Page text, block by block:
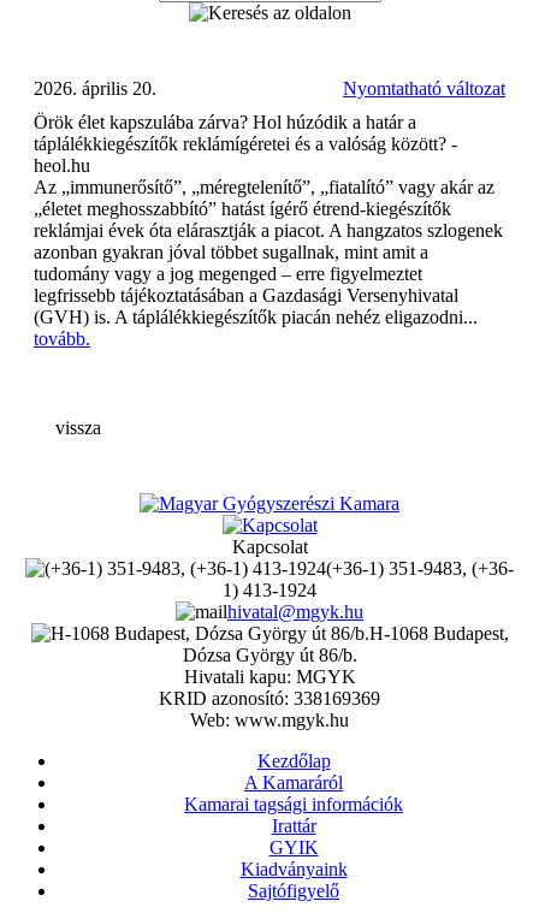
Nyomtatható változat
2026. április 20.
Örök élet kapszulába zárva? Hol húzódik a határ a
táplálékkiegészítők reklámígéretei és a valóság között? -
heol.hu
Az „immunerősítő”, „méregtelenítő”, „fiatalító” vagy akár az
„életet meghosszabbító” hatást ígérő étrend-kiegészítők
reklámjai évek óta elárasztják a piacot. A hangzatos szlogenek
azonban gyakran jóval többet sugallnak, mint amit a
tudomány vagy a jog megenged – erre figyelmeztet
legfrissebb tájékoztatásában a Gazdasági Versenyhivatal
(GVH) is. A táplálékkiegészítők piacán nehéz eligazodni...
tovább.
vissza
Kapcsolat
(+36-1) 351-9483, (+36-
1) 413-1924
hivatal@mgyk.hu
H-1068 Budapest,
Dózsa György út 86/b.
Hivatali kapu: MGYK
KRID azonosító: 338169369
Web: www.mgyk.hu
Kezdőlap
A Kamaráról
Kamarai tagsági információk
Irattár
GYIK
Kiadványaink
Sajtófigyelő